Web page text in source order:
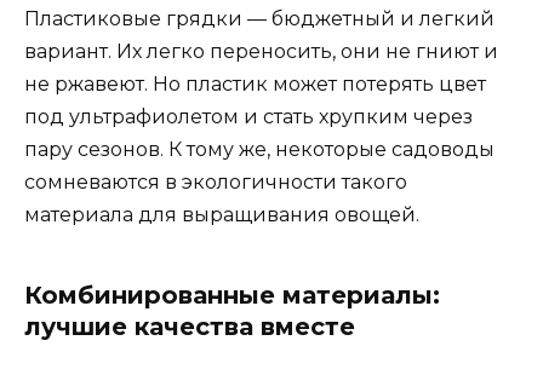
Пластиковые грядки — бюджетный и легкий
вариант. Их легко переносить, они не гниют и
не ржавеют. Но пластик может потерять цвет
под ультрафиолетом и стать хрупким через
пару сезонов. К тому же, некоторые садоводы
сомневаются в экологичности такого
материала для выращивания овощей.
Комбинированные материалы:
лучшие качества вместе